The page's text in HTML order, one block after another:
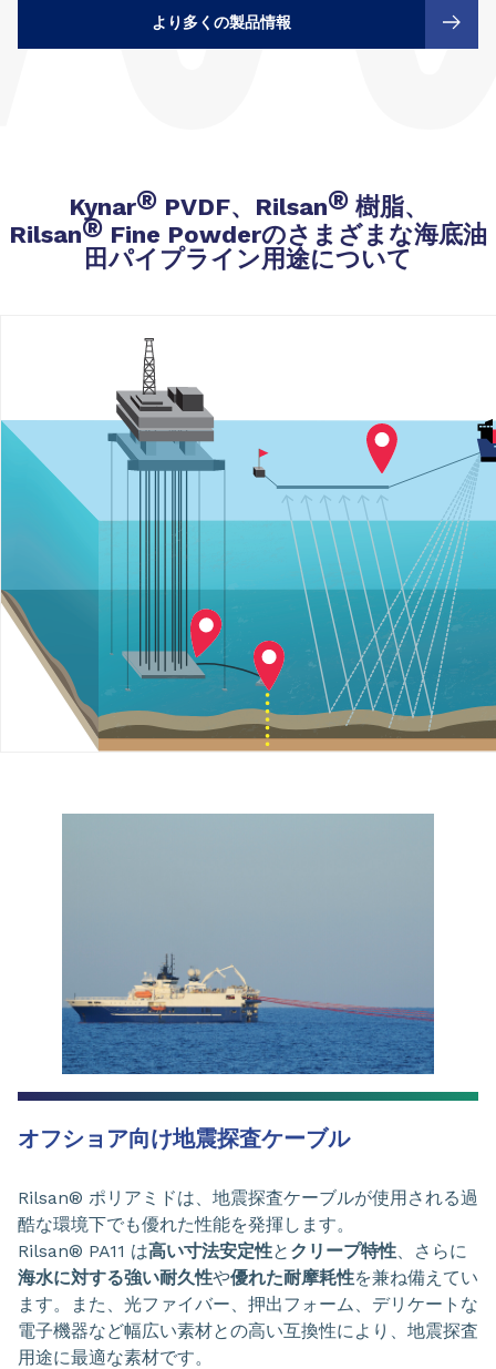
より多くの製品情報
Kynar®PVDF、Rilsan®樹脂、
Rilsan® Fine Powderのさまざまな海底油
田パイプライン用途について
オフショア向け地震探査ケーブル
Rilsan® ポリアミドは、地震探査ケーブルが使用される過
酷な環境下でも優れた性能を発揮します。
Rilsan® PA11 は高い寸法安定性と クリープ特性、さらに
海水に対する強い耐久性や優れた耐摩耗性を兼ね備えてい
ます。また、光ファイバー、押出フォーム、デリケートな
電子機器など幅広い素材との高い互換性により、地震探査
用途に最適な素材です。